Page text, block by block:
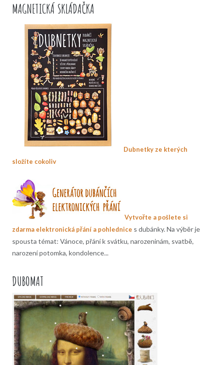
MAGNETICKÁ SKLÁDAČKA
Dubnetky ze kterých
složíte cokoliv
Vytvořte a pošlete si
zdarma elektronická přání a pohlednice s dubánky. Na výběr je
spousta témat: Vánoce, přání k svátku, narozeninám, svatbě,
narození potomka, kondolence...
DUBOMAT